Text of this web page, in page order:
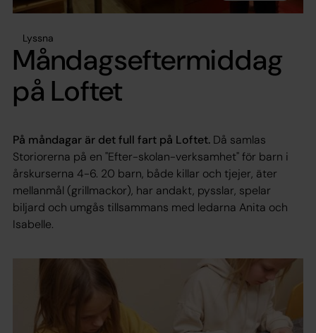
Lyssna
Måndagseftermiddag
på Loftet
På måndagar är det full fart på Loftet. Då samlas
Storiorerna på en "Efter-skolan-verksamhet" för barn i
årskurserna 4-6. 20 barn, både killar och tjejer, äter
mellanmål (grillmackor), har andakt, pysslar, spelar
biljard och umgås tillsammans med ledarna Anita och
Isabelle.